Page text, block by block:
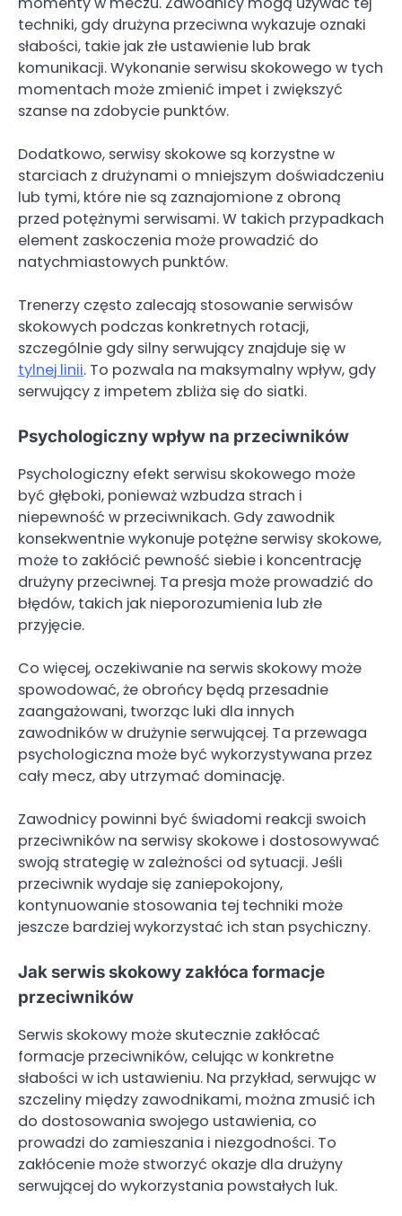
techniki, gdy drużyna przeciwna wykazuje oznaki
słabości, takie jak złe ustawienie lub brak
komunikacji. Wykonanie serwisu skokowego w tych
momentach może zmienić impet i zwiększyć
szanse na zdobycie punktów.
Dodatkowo, serwisy skokowe są korzystne w
starciach z drużynami o mniejszym doświadczeniu
lub tymi, które nie są zaznajomione z obroną
przed potężnymi serwisami. W takich przypadkach
element zaskoczenia może prowadzić do
natychmiastowych punktów.
Trenerzy często zalecają stosowanie serwisów
skokowych podczas konkretnych rotacji,
szczególnie gdy silny serwujący znajduje się w
tylnej linii. To pozwala na maksymalny wpływ, gdy
serwujący z impetem zbliża się do siatki.
Psychologiczny wpływ na przeciwników
Psychologiczny efekt serwisu skokowego może
być głęboki, ponieważ wzbudza strach i
niepewność w przeciwnikach. Gdy zawodnik
konsekwentnie wykonuje potężne serwisy skokowe,
może to zakłócić pewność siebie i koncentrację
drużyny przeciwnej. Ta presja może prowadzić do
błędów, takich jak nieporozumienia lub złe
przyjęcie.
Co więcej, oczekiwanie na serwis skokowy może
spowodować, że obrońcy będą przesadnie
zaangażowani, tworząc luki dla innych
zawodników w drużynie serwującej. Ta przewaga
psychologiczna może być wykorzystywana przez
cały mecz, aby utrzymać dominację.
Zawodnicy powinni być świadomi reakcji swoich
przeciwników na serwisy skokowe i dostosowywać
swoją strategię w zależności od sytuacji. Jeśli
przeciwnik wydaje się zaniepokojony,
kontynuowanie stosowania tej techniki może
jeszcze bardziej wykorzystać ich stan psychiczny.
Jak serwis skokowy zakłóca formacje
przeciwników
Serwis skokowy może skutecznie zakłócać
formacje przeciwników, celując w konkretne
słabości w ich ustawieniu. Na przykład, serwując w
szczeliny między zawodnikami, można zmusić ich
do dostosowania swojego ustawienia, co
prowadzi do zamieszania i niezgodności. To
zakłócenie może stworzyć okazje dla drużyny
serwującej do wykorzystania powstałych luk.